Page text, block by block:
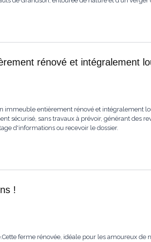
rénové et intégralement
immeuble entièrement rénové et intégralement
sécurisé, sans travaux à prévoir, générant des
d'informations ou recevoir le dossier.
!
ferme rénovée, idéale pour les amoureux de